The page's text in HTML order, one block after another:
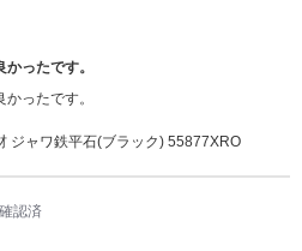
ったです。
ったです。
ジャワ鉄平石(ブラック) 55877XRO
認済